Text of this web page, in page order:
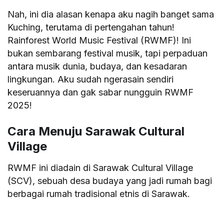
Nah, ini dia alasan kenapa aku nagih banget sama
Kuching, terutama di pertengahan tahun!
Rainforest World Music Festival (RWMF)! Ini
bukan sembarang festival musik, tapi perpaduan
antara musik dunia, budaya, dan kesadaran
lingkungan. Aku sudah ngerasain sendiri
keseruannya dan gak sabar nungguin RWMF
2025!
Cara Menuju Sarawak Cultural
Village
RWMF ini diadain di Sarawak Cultural Village
(SCV), sebuah desa budaya yang jadi rumah bagi
berbagai rumah tradisional etnis di Sarawak.